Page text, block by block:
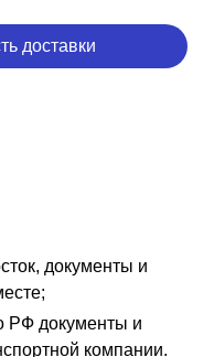
доставки
документы и
РФ документы и
компании.